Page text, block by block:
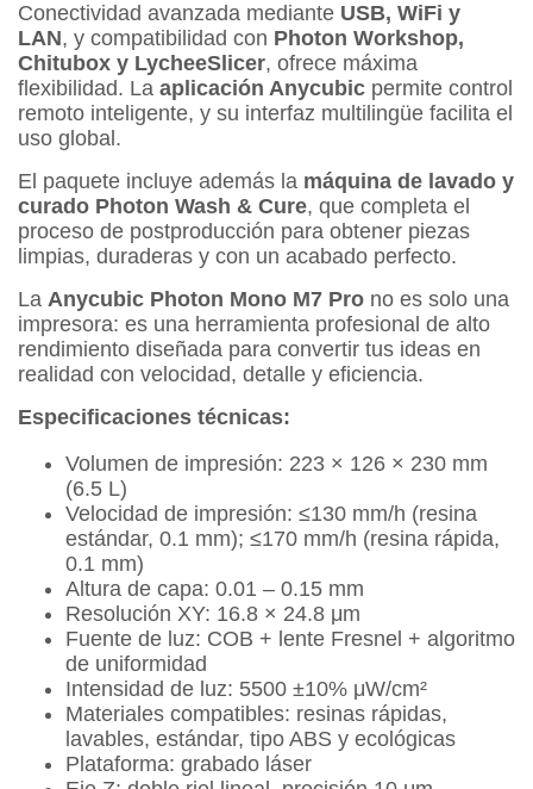
Conectividad avanzada mediante USB, WiFi y
LAN, y compatibilidad con Photon Workshop,
Chitubox y LycheeSlicer, ofrece máxima
flexibilidad. La aplicación Anycubic permite control
remoto inteligente, y su interfaz multilingüe facilita el
uso global.
El paquete incluye además la máquina de lavado y
curado Photon Wash & Cure, que completa el
proceso de postproducción para obtener piezas
limpias, duraderas y con un acabado perfecto.
La Anycubic Photon Mono M7 Pro no es solo una
impresora: es una herramienta profesional de alto
rendimiento diseñada para convertir tus ideas en
realidad con velocidad, detalle y eficiencia.
Especificaciones técnicas:
Volumen de impresión: 223 × 126 × 230 mm
(6.5 L)
Velocidad de impresión: ≤130 mm/h (resina
estándar, 0.1 mm); ≤170 mm/h (resina rápida,
0.1 mm)
Altura de capa: 0.01 – 0.15 mm
Resolución XY: 16.8 × 24.8 μm
Fuente de luz: COB + lente Fresnel + algoritmo
de uniformidad
Intensidad de luz: 5500 ±10% μW/cm²
Materiales compatibles: resinas rápidas,
lavables, estándar, tipo ABS y ecológicas
Plataforma: grabado láser